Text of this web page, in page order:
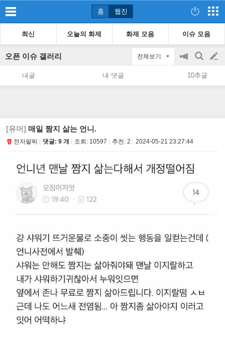
홈 웹진
최신 오늘의 화제 화제 모음 이슈 모음
오픈 이슈 갤러리 전체보기
공
지
on/off
검
색
글
쓰
내글 내 댓글 10추글
[유머] 매일 짬지 삶는 언니.
전자팔찌 댓글: 9 개 조회: 10597 추천: 2 2024-05-21 23:27:44